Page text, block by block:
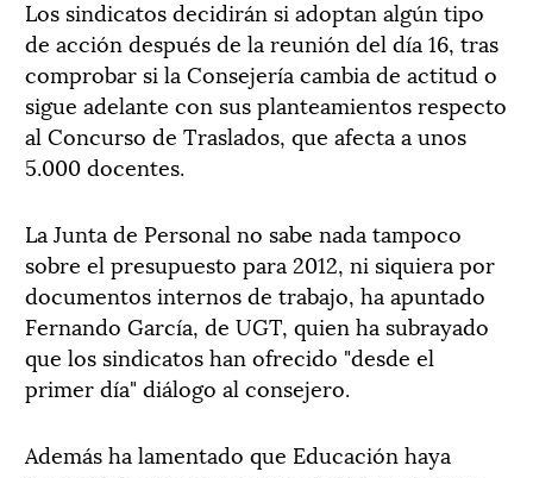
Los sindicatos decidirán si adoptan algún tipo
de acción después de la reunión del día 16, tras
comprobar si la Consejería cambia de actitud o
sigue adelante con sus planteamientos respecto
al Concurso de Traslados, que afecta a unos
5.000 docentes.
La Junta de Personal no sabe nada tampoco
sobre el presupuesto para 2012, ni siquiera por
documentos internos de trabajo, ha apuntado
Fernando García, de UGT, quien ha subrayado
que los sindicatos han ofrecido "desde el
primer día" diálogo al consejero.
Además ha lamentado que Educación haya